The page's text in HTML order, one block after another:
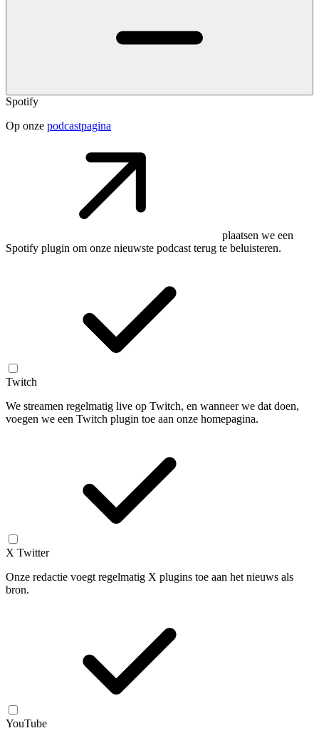
Spotify
Op onze podcastpagina
plaatsen we een
Spotify plugin om onze nieuwste podcast terug te beluisteren.
Twitch
We streamen regelmatig live op Twitch, en wanneer we dat doen,
voegen we een Twitch plugin toe aan onze homepagina.
X Twitter
Onze redactie voegt regelmatig X plugins toe aan het nieuws als
bron.
YouTube